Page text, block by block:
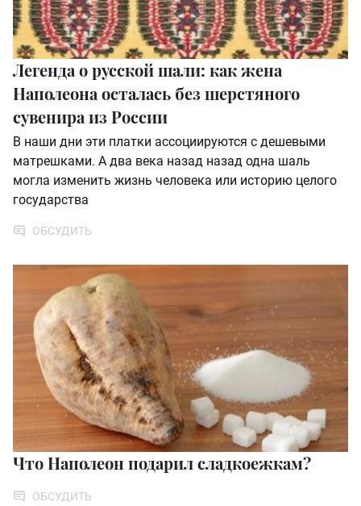
Легенда о русской шали: как жена
Наполеона осталась без шерстяного
сувенира из России
В наши дни эти платки ассоциируются с дешевыми
матрешками. А два века назад назад одна шаль
могла изменить жизнь человека или историю целого
государства
ОБСУДИТЬ
Что Наполеон подарил сладкоежкам?
ОБСУДИТЬ